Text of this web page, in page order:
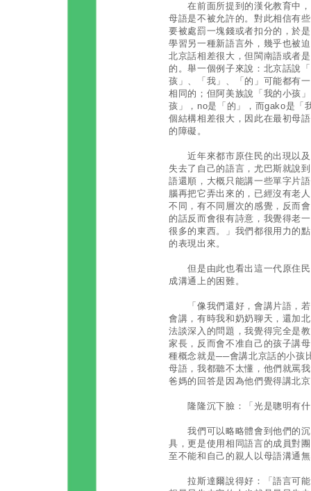
在前面所提到的漢化教育中，
母語是不被允許的。對此相信有
要被處罰一塊錢或者扣分的，於
學習另一種新語言外，幾乎也被
北京話相差很大，但閩南語或者
的。舉一個例子來說：北京話說
孩」、「我」、「的」可能都有
相同的；但阿美族說「我的小孩
孩」，no是「的」，而gako是「
個結構相差很大，因此在最初母
的障礙。
近年來都市原住民的出現以及
失去了自己的語言，尤巴斯就說
語還順，大概只能講一些單字片
腦再把它弄出來的，已經沒有老
不同，有不同層次的感覺，反而
的話反而會很有詩意，我覺得老
很多的東西。」我們都很用力的
的表現出來。
但是由此也看出這一代原住民
成溝通上的困難。
「像我們還好，會講片語，若
會講，有時我和奶奶聊天，還加
法談深入的問題，我覺得完全是
家長，反而會不准自己的孩子講
種概念就是──會講北京話的小孩
母語，我都聽不太懂，他們就罵
爸媽的回答是因為他們覺得講北
隆隆沉下臉：「光是聰明有什
我們可以略略體會到他們的沉
具，更是使用相同語言的成員對
至不能和自己的親人以母語溝通
拉斯達爾說得好：「語言可能